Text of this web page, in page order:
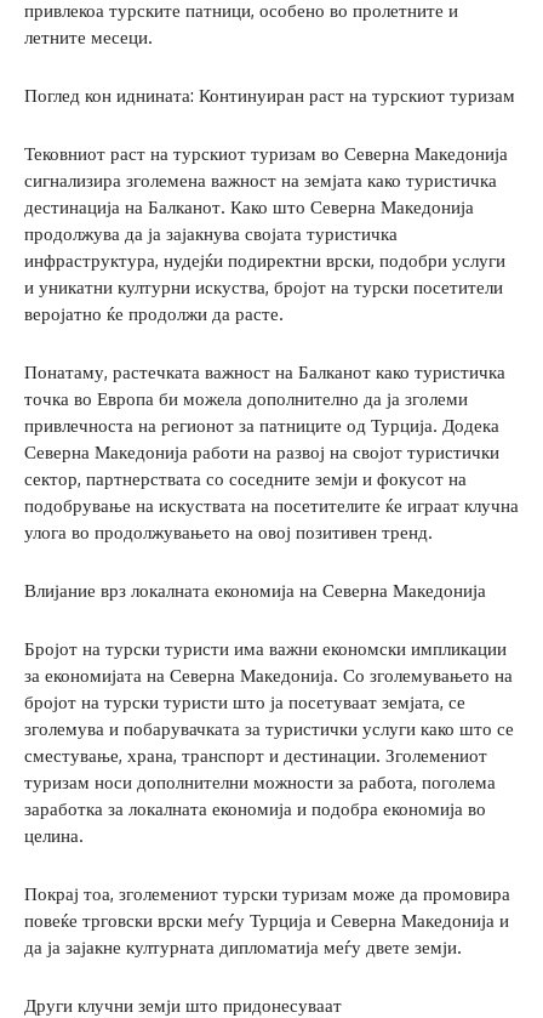
привлекоа турските патници, особено во пролетните и
летните месеци.
Поглед кон иднината: Континуиран раст на турскиот туризам
Тековниот раст на турскиот туризам во Северна Македонија
сигнализира зголемена важност на земјата како туристичка
дестинација на Балканот. Како што Северна Македонија
продолжува да ја зајакнува својата туристичка
инфраструктура, нудејќи подиректни врски, подобри услуги
и уникатни културни искуства, бројот на турски посетители
веројатно ќе продолжи да расте.
Понатаму, растечката важност на Балканот како туристичка
точка во Европа би можела дополнително да ја зголеми
привлечноста на регионот за патниците од Турција. Додека
Северна Македонија работи на развој на својот туристички
сектор, партнерствата со соседните земји и фокусот на
подобрување на искуствата на посетителите ќе играат клучна
улога во продолжувањето на овој позитивен тренд.
Влијание врз локалната економија на Северна Македонија
Бројот на турски туристи има важни економски импликации
за економијата на Северна Македонија. Со зголемувањето на
бројот на турски туристи што ја посетуваат земјата, се
зголемува и побарувачката за туристички услуги како што се
сместување, храна, транспорт и дестинации. Зголемениот
туризам носи дополнителни можности за работа, поголема
заработка за локалната економија и подобра економија во
целина.
Покрај тоа, зголемениот турски туризам може да промовира
повеќе трговски врски меѓу Турција и Северна Македонија и
да ја зајакне културната дипломатија меѓу двете земји.
Други клучни земји што придонесуваат